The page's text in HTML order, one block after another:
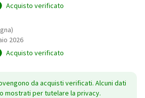
Acquisto verificato
2026
Acquisto verificato
da acquisti verificati. Alcuni dati
mostrati per tutelare la privacy.